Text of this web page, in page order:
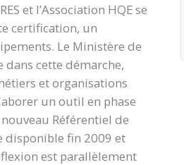
et l’Association HQE se
certification, un
Le Ministère de
cette démarche,
et organisations
un outil en phase
Référentiel de
disponible fin 2009 et
est parallèlement